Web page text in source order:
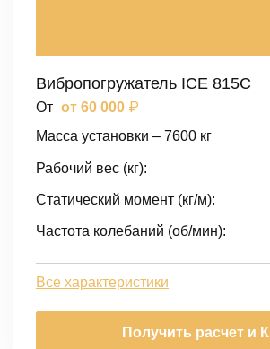
Вибропогружатель ICE 815C
От от 60 000 ₽
Масса установки – 7600 кг
Рабочий вес (кг):
Статический момент (кг/м):
Частота колебаний (об/мин):
Все характеристики
Получить расчет и